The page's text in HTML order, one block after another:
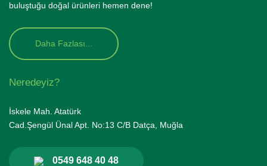
buluştuğu doğal ürünleri hemen dene!
Daha Fazlası...
Neredeyiz?
İskele Mah. Atatürk
Cad.Şengül Ünal Apt. No:13 C/B Datça, Muğla
0549 648 40 48